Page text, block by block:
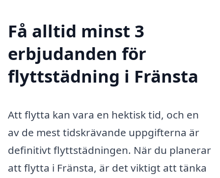
Få alltid minst 3
erbjudanden för
flyttstädning i Fränsta
Att flytta kan vara en hektisk tid, och en
av de mest tidskrävande uppgifterna är
definitivt flyttstädningen. När du planerar
att flytta i Fränsta, är det viktigt att tänka